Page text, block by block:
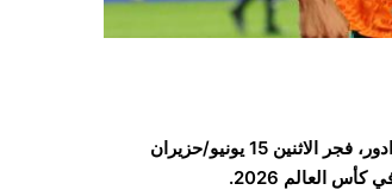
خطف منتخب ساحل العاج “كوت ديفوار” فوزًا بهدف يتيم في اللحظات الأخيرة أمام الإكوادور، فجر الاثنين 15 يونيو/حزيران